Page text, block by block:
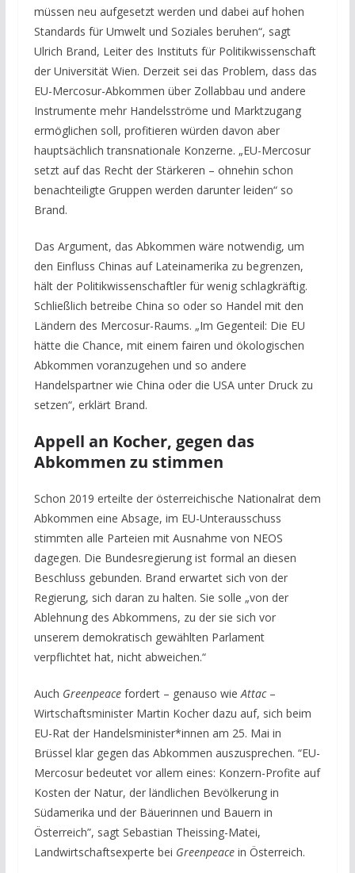
müssen neu aufgesetzt werden und dabei auf hohen
Standards für Umwelt und Soziales beruhen“, sagt
Ulrich Brand, Leiter des Instituts für Politikwissenschaft
der Universität Wien. Derzeit sei das Problem, dass das
EU-Mercosur-Abkommen über Zollabbau und andere
Instrumente mehr Handelsströme und Marktzugang
ermöglichen soll, profitieren würden davon aber
hauptsächlich transnationale Konzerne. „EU-Mercosur
setzt auf das Recht der Stärkeren – ohnehin schon
benachteiligte Gruppen werden darunter leiden“ so
Brand.
Das Argument, das Abkommen wäre notwendig, um
den Einfluss Chinas auf Lateinamerika zu begrenzen,
hält der Politikwissenschaftler für wenig schlagkräftig.
Schließlich betreibe China so oder so Handel mit den
Ländern des Mercosur-Raums. „Im Gegenteil: Die EU
hätte die Chance, mit einem fairen und ökologischen
Abkommen voranzugehen und so andere
Handelspartner wie China oder die USA unter Druck zu
setzen“, erklärt Brand.
Appell an Kocher, gegen das
Abkommen zu stimmen
Schon 2019 erteilte der österreichische Nationalrat dem
Abkommen eine Absage, im EU-Unterausschuss
stimmten alle Parteien mit Ausnahme von NEOS
dagegen. Die Bundesregierung ist formal an diesen
Beschluss gebunden. Brand erwartet sich von der
Regierung, sich daran zu halten. Sie solle „von der
Ablehnung des Abkommens, zu der sie sich vor
unserem demokratisch gewählten Parlament
verpflichtet hat, nicht abweichen.“
Auch Greenpeace fordert – genauso wieAttac –
Wirtschaftsminister Martin Kocher dazu auf, sich beim
EU-Rat der Handelsminister*innen am 25. Mai in
Brüssel klar gegen das Abkommen auszusprechen. “EU-
Mercosur bedeutet vor allem eines: Konzern-Profite auf
Kosten der Natur, der ländlichen Bevölkerung in
Südamerika und der Bäuerinnen und Bauern in
Österreich”, sagt Sebastian Theissing-Matei,
Landwirtschaftsexperte bei Greenpeace in Österreich.